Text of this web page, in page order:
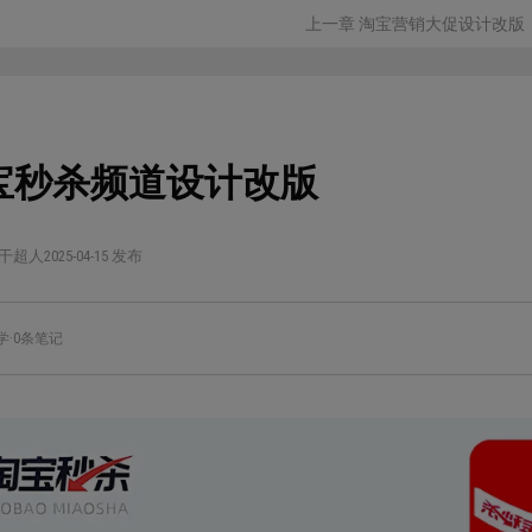
上一章 淘宝营销大促设计改版
秒杀频道设计改版
超人 2025-04-15 发布
·0条笔记